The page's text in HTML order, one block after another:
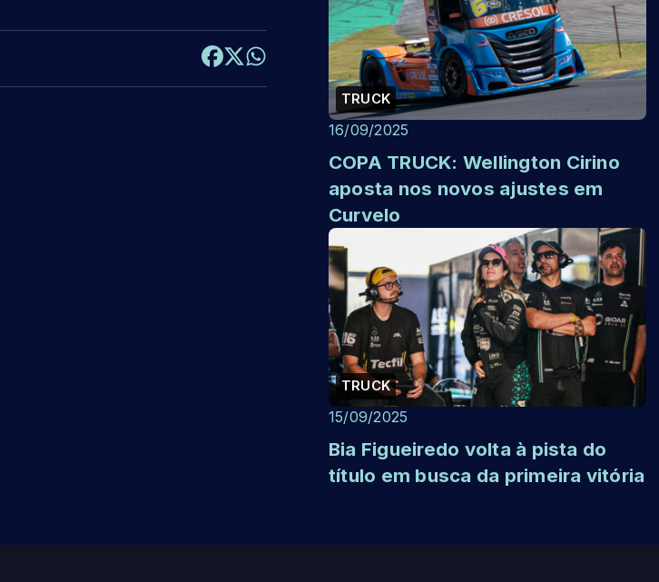
TRUCK
16/09/2025
COPA TRUCK: Wellington Cirino
aposta nos novos ajustes em
Curvelo
TRUCK
15/09/2025
Bia Figueiredo volta à pista do
título em busca da primeira vitória